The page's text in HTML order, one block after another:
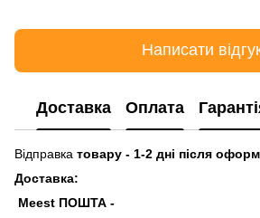
Написати
Доставка Оплата
Відправка товару - 1-2 дні після
Доставка:
Meest ПОШТА -